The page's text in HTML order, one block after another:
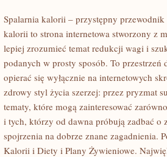
Spalarnia kalorii – przystępny
kalorii to strona internetowa stworzony z
lepiej zrozumieć temat redukcji wagi i
podanych w prosty sposób. To
opierać się wyłącznie na internetowych
zdrowy styl życia szerzej: przez pryzmat
tematy, które mogą zainteresować
i tych, którzy od dawna próbują zadbać o
spojrzenia na dobrze znane zagadnienia.
Kalorii i Diety i Plany Żywieniowe.